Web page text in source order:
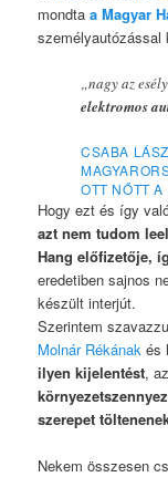
mondtaa Magyar
személyautózással
„nagy az
elektromos
CSABA
OTT NŐTT
Hogy ezt és így
azt nem tudom
Hang előfizetője,
eredetiben sajnos
készült interjút.
Szerintem
Molnár Rékának és
ilyen kijelentést,
szerepet
Nekem összesen